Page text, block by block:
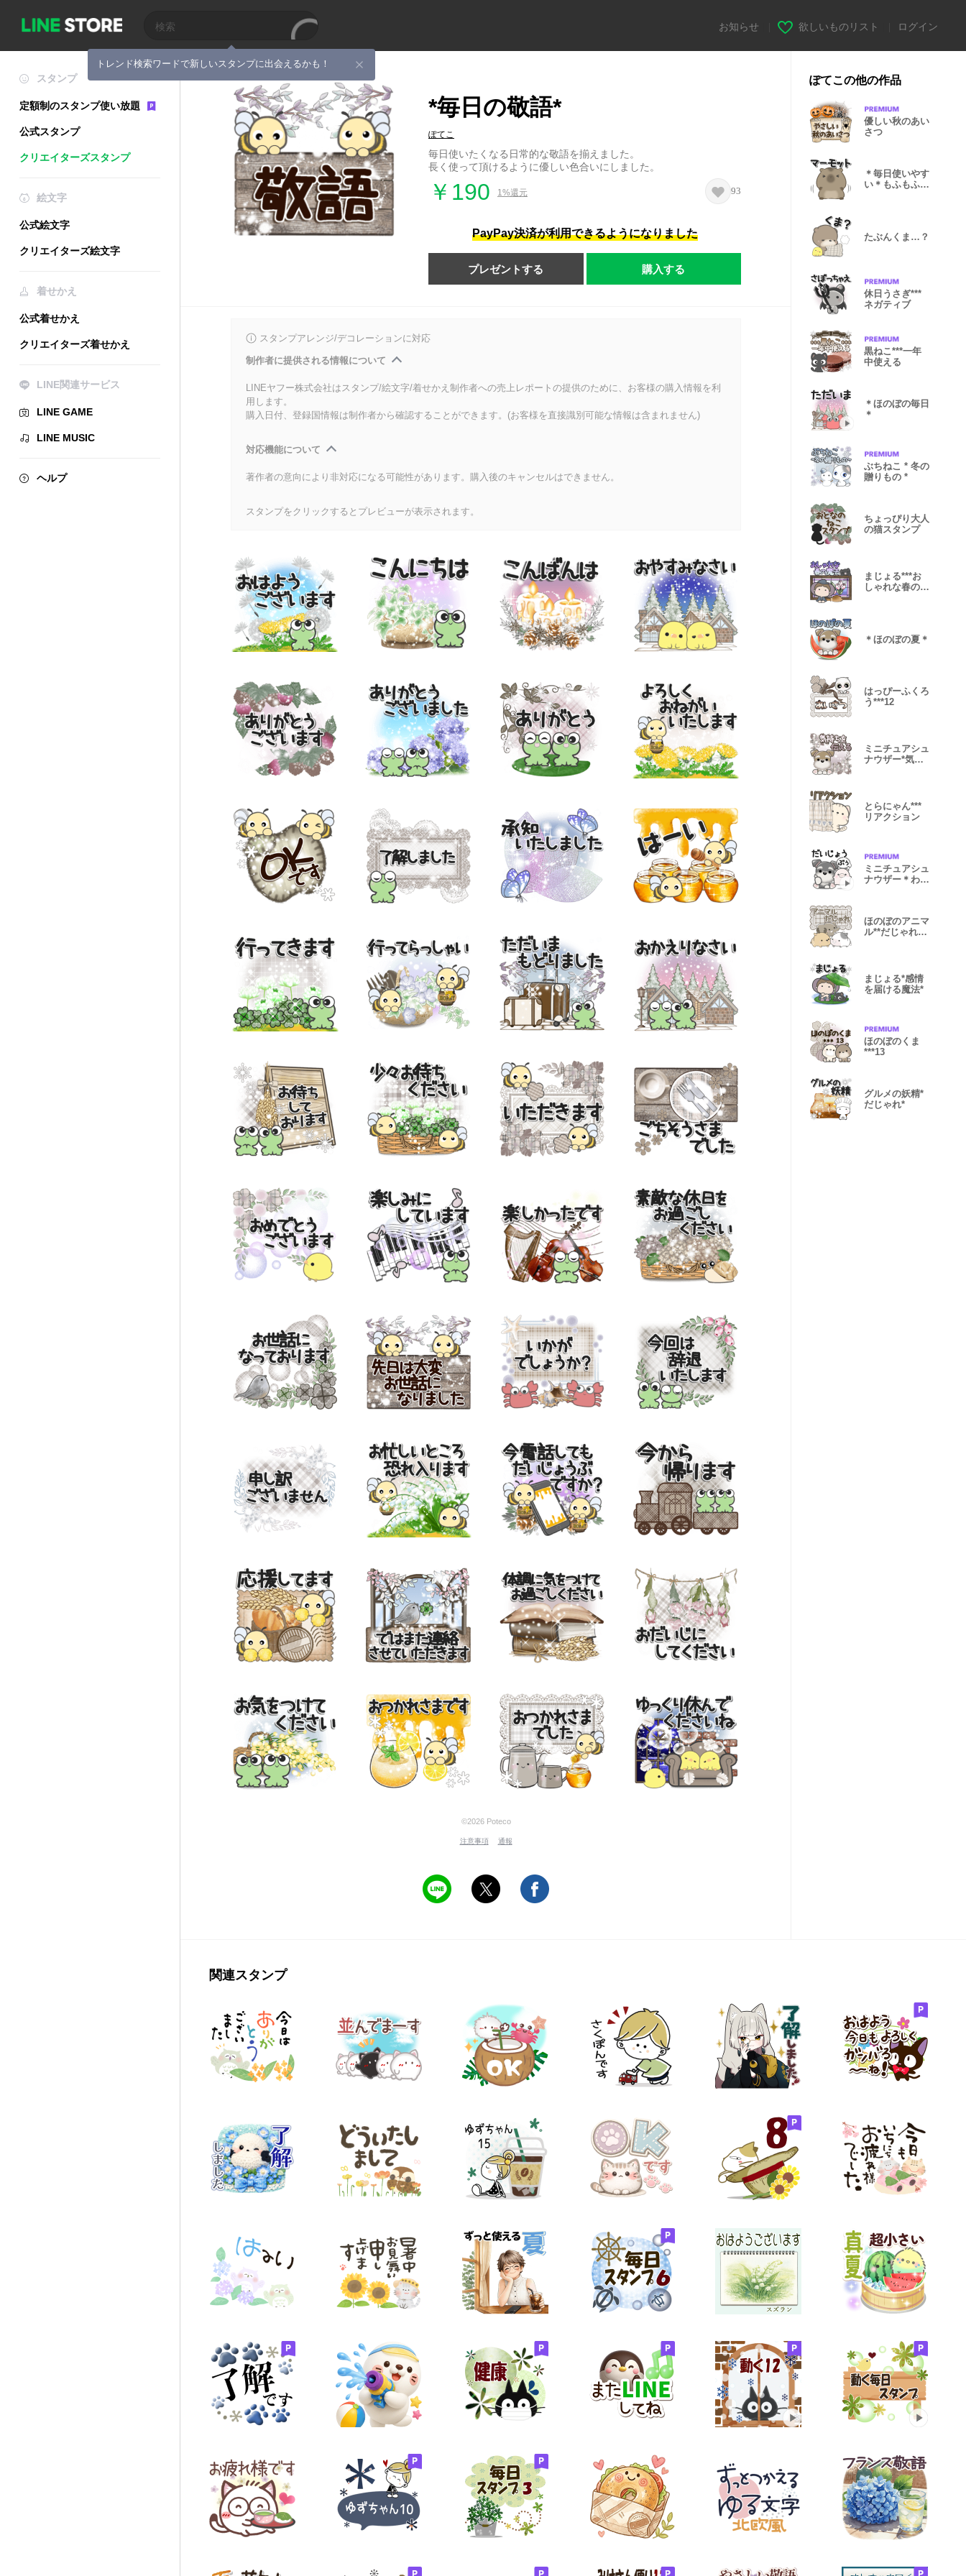
トレンド検索ワードで新しいスタンプに出会えるかも！
お知らせ 欲しいものリスト ログイン
スタンプ
定額制のスタンプ使い放題
公式スタンプ
クリエイターズスタンプ
絵文字
公式絵文字
クリエイターズ絵文字
着せかえ
公式着せかえ
クリエイターズ着せかえ
LINE関連サービス
LINE GAME
LINE MUSIC
ヘルプ
*毎日の敬語*
ぽてこ
毎日使いたくなる日常的な敬語を揃えました。
長く使って頂けるように優しい色合いにしました。
￥190 1%還元 93
PayPay決済が利用できるようになりました
プレゼントする 購入する
スタンプアレンジ/デコレーションに対応
制作者に提供される情報について
LINEヤフー株式会社はスタンプ/絵文字/着せかえ制作者への売上レポートの提供のために、お客様の購入情報を利
用します。
購入日付、登録国情報は制作者から確認することができます。(お客様を直接識別可能な情報は含まれません)
対応機能について
著作者の意向により非対応になる可能性があります。購入後のキャンセルはできません。
スタンプをクリックするとプレビューが表示されます。
©2026 Poteco
注意事項 通報
ぽてこの他の作品
優しい秋のあい
さつ
＊毎日使いやす
い＊もふもふマ
たぶんくま…？
休日うさぎ***
ネガティブ
黒ねこ***一年
中使える
＊ほのぼの毎日
＊
ぶちねこ * 冬の
贈りもの *
ちょっぴり大人
の猫スタンプ
まじょる***お
しゃれな春の魔
＊ほのぼの夏＊
はっぴーふくろ
う***12
ミニチュアシュ
ナウザー*気持
とらにゃん***
リアクション
ミニチュアシュ
ナウザー＊わく
ほのぼのアニマ
ル**だじゃれ２
まじょる*感情
を届ける魔法*
ほのぼのくま
***13
グルメの妖精*
だじゃれ*
関連スタンプ